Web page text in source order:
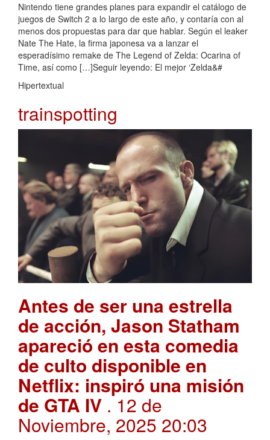
Nintendo tiene grandes planes para expandir el catálogo de
juegos de Switch 2 a lo largo de este año, y contaría con al
menos dos propuestas para dar que hablar. Según el leaker
Nate The Hate, la firma japonesa va a lanzar el
esperadísimo remake de The Legend of Zelda: Ocarina of
Time, así como […]Seguir leyendo: El mejor ‘Zelda&#
Hipertextual
trainspotting
Antes de ser una estrella
de acción, Jason Statham
apareció en esta comedia
de culto disponible en
Netflix: inspiró una misión
de GTA IV . 12 de
Noviembre, 2025 20:03